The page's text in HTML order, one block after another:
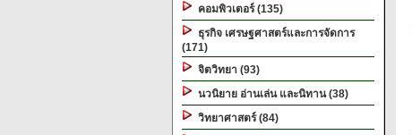
คอมพิวเตอร์ (135)
ธุรกิจ เศรษฐศาสตร์และการจัดการ
(171)
จิตวิทยา (93)
นวนิยาย อ่านเล่น และนิทาน (38)
วิทยาศาสตร์ (84)